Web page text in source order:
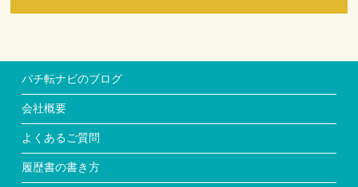
パチ転ナビのブログ
会社概要
よくあるご質問
履歴書の書き方